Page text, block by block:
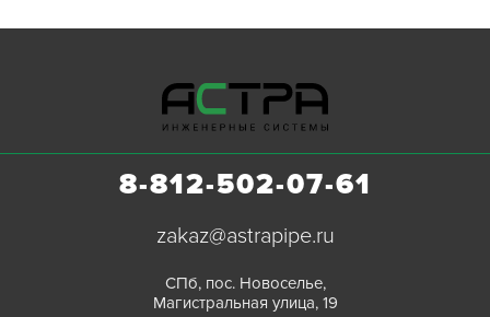
8-812-502-07-61
zakaz@astrapipe.ru
СПб, пос. Новоселье,
Магистральная улица, 19